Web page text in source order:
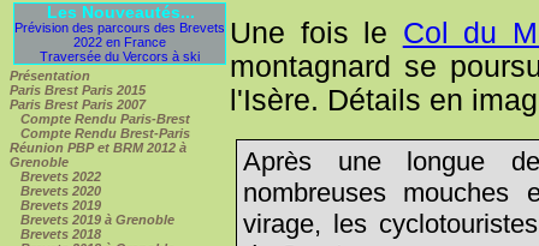
Les Nouveautés...
Prévision des parcours des Brevets
2022 en France
Traversée du Vercors à ski
Présentation
Paris Brest Paris 2015
Paris Brest Paris 2007
Compte Rendu Paris-Brest
Compte Rendu Brest-Paris
Réunion PBP et BRM 2012 à
Grenoble
Brevets 2022
Brevets 2020
Brevets 2019
Brevets 2019 à Grenoble
Brevets 2018
Une fois le Col du
montagnard se
l'Isère. Détails en
Après une longue
nombreuses mouches
virage, les